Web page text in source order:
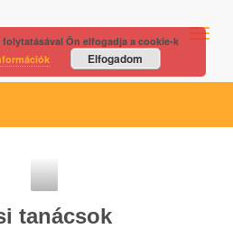
tanácsok
Ön elfogadja a cookie-k
Elfogadom